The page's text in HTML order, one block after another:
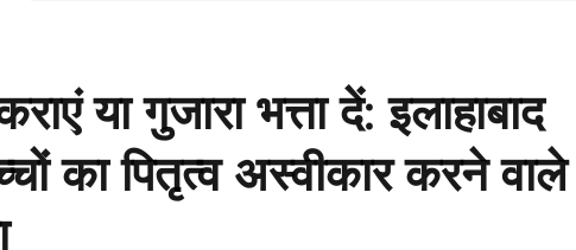
या गुजारा भत्ता दें: इलाहाबाद
का पितृत्व अस्वीकार करने वाले